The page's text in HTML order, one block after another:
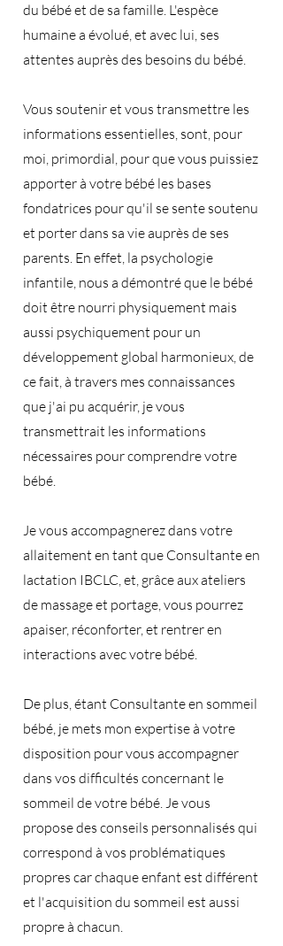
du bébé et de sa famille. L'espèce
humaine a évolué, et avec lui, ses
attentes auprès des besoins du bébé.
Vous soutenir et vous transmettre les
informations essentielles, sont, pour
moi, primordial, pour que vous puissiez
apporter à votre bébé les bases
fondatrices pour qu'il se sente soutenu
et porter dans sa vie auprès de ses
parents. En effet, la psychologie
infantile, nous a démontré que le bébé
doit être nourri physiquement mais
aussi psychiquement pour un
développement global harmonieux, de
ce fait, à travers mes connaissances
que j'ai pu acquérir, je vous
transmettrait les informations
nécessaires pour comprendre votre
bébé.
Je vous accompagnerez dans votre
allaitement en tant que Consultante en
lactation IBCLC, et, grâce aux ateliers
de massage et portage, vous pourrez
apaiser, réconforter, et rentrer en
interactions avec votre bébé.
De plus, étant Consultante en sommeil
bébé, je mets mon expertise à votre
disposition pour vous accompagner
dans vos difficultés concernant le
sommeil de votre bébé. Je vous
propose des conseils personnalisés qui
correspond à vos problématiques
propres car chaque enfant est différent
et l'acquisition du sommeil est aussi
propre à chacun.​